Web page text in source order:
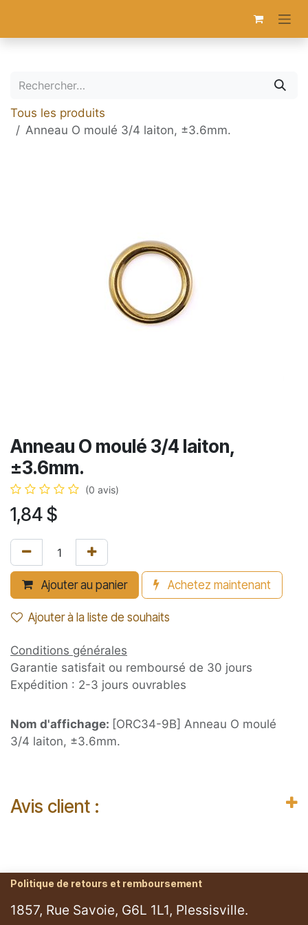
Tous les produits
Anneau O moulé 3/4 laiton, ±3.6mm.
Anneau O moulé 3/4 laiton,
±3.6mm.
(0 avis)
1,84$
Ajouter au panier Achetez maintenant
Ajouter à la liste de souhaits
Conditions générales
Garantie satisfait ou remboursé de 30 jours
Expédition : 2-3 jours ouvrables
Nom d'affichage: [ORC34-9B] Anneau O moulé
3/4 laiton, ±3.6mm.
Avis client :
Politique de retours et remboursement
1857, Rue Savoie, G6L 1L1, Plessisville.